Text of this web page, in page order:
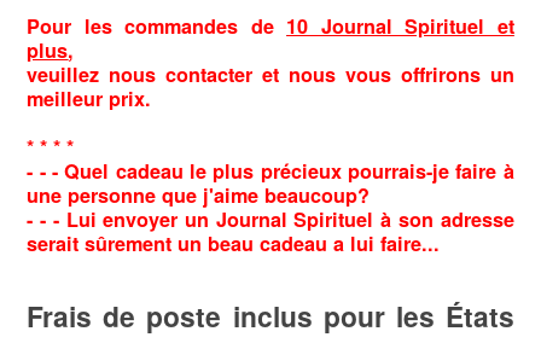
Pour les commandes de 10 Journal Spirituel et
plus,
veuillez nous contacter et nous vous offrirons un
meilleur prix.
* * * *
- - - Quel cadeau le plus précieux pourrais-je faire à
une personne que j'aime beaucoup?
- - - Lui envoyer un Journal Spirituel à son adresse
serait sûrement un beau cadeau a lui faire...
Frais de poste inclus pour les États